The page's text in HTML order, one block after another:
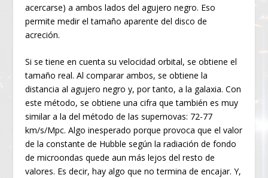
acercarse) a ambos lados del agujero negro. Eso
permite medir el tamaño aparente del disco de
acreción.
Si se tiene en cuenta su velocidad orbital, se obtiene el
tamaño real. Al comparar ambos, se obtiene la
distancia al agujero negro y, por tanto, a la galaxia. Con
este método, se obtiene una cifra que también es muy
similar a la del método de las supernovas: 72-77
km/s/Mpc. Algo inesperado porque provoca que el valor
de la constante de Hubble según la radiación de fondo
de microondas quede aun más lejos del resto de
valores. Es decir, hay algo que no termina de encajar. Y,